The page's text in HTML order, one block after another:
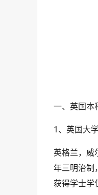
一、英国本
1、英国大
英格兰，威
年三明治制
获得学士学